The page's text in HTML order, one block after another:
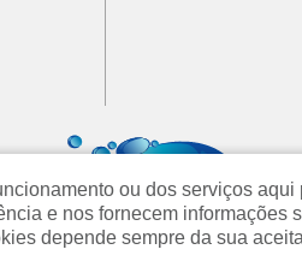
ou dos serviços
e nos fornecem
depende sempre da sua